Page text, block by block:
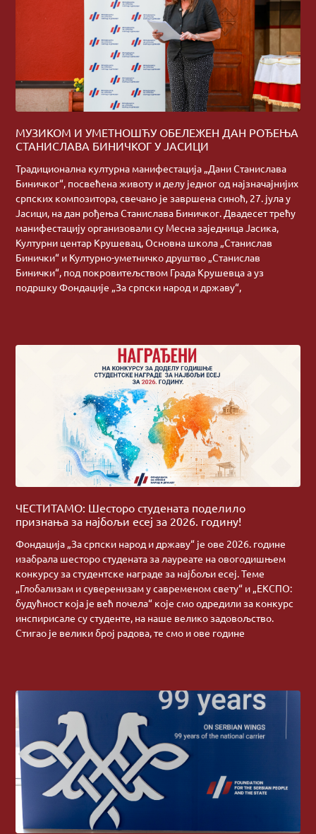
МУЗИКОМ И УМЕТНОШЋУ ОБЕЛЕЖЕН ДАН РОЂЕЊА
СТАНИСЛАВА БИНИЧКОГ У ЈАСИЦИ
Традиционална културна манифестација „Дани Станислава
Биничког“, посвећена животу и делу једног од најзначајнијих
српских композитора, свечано је завршена синоћ, 27. јула у
Јасици, на дан рођења Станислава Биничког. Двадесет трећу
манифестацију организовали су Месна заједница Јасика,
Културни центар Крушевац, Основна школа „Станислав
Бинички“ и Културно-уметничко друштво „Станислав
Бинички“, под покровитељством Града Крушевца а уз
подршку Фондације „За српски народ и државу“,
ЧЕСТИТАМО: Шесторо студената поделило
признања за најбољи есеј за 2026. годину!
Фондација „За српски народ и државу“ је ове 2026. године
изабрала шесторо студената за лауреате на овогодишњем
конкурсу за студентске награде за најбољи есеј. Теме
„Глобализам и суверенизам у савременом свету“ и „ЕКСПО:
будућност која је већ почела“ које смо одредили за конкурс
инспирисале су студенте, на наше велико задовољство.
Стигао је велики број радова, те смо и ове године